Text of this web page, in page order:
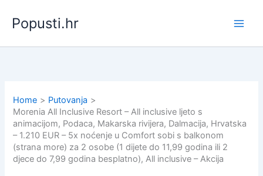
content
Popusti.hr
Home
Putovanja
Morenia All Inclusive Resort – All inclusive ljeto s
animacijom, Podaca, Makarska rivijera, Dalmacija, Hrvatska
– 1.210 EUR – 5x noćenje u Comfort sobi s balkonom
(strana more) za 2 osobe (1 dijete do 11,99 godina ili 2
djece do 7,99 godina besplatno), All inclusive – Akcija